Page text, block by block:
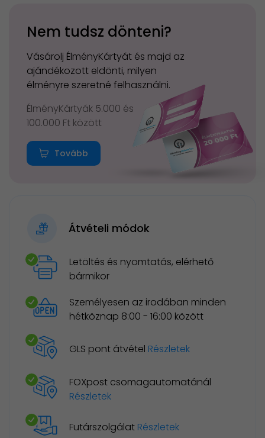
Nem tudsz dönteni?
Vásárolj ÉlményKártyát és majd az
ajándékozott eldönti, milyen
élményre szeretné felhasználni.
ÉlményKártyák 5.000 és
100.000 Ft között
Tovább
Átvételi módok
Letöltés és nyomtatás, elérhető
bármikor
Személyesen az irodában minden
hétköznap 8:00 - 16:00 között
GLS pont átvétel Részletek
FOXpost csomagautomatánál
Részletek
Futárszolgálat Részletek